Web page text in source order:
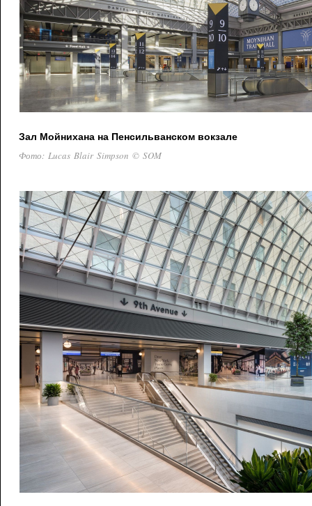
Зал Мойнихана на Пенсильванском вокзале
Фото: Lucas Blair Simpson © SOM